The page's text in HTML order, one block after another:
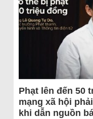
Phạt lên đến 50
mạng xã hội
khi dẫn nguồn